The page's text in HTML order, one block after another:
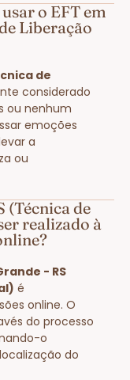
o EFT em
Liberação
de
considerado
ou nenhum
emoções
a
ou
(Técnica de
realizado à
- RS
é
online. O
do processo
o
do